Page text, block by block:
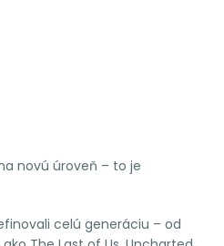
novú úroveň – to je
celú generáciu – od